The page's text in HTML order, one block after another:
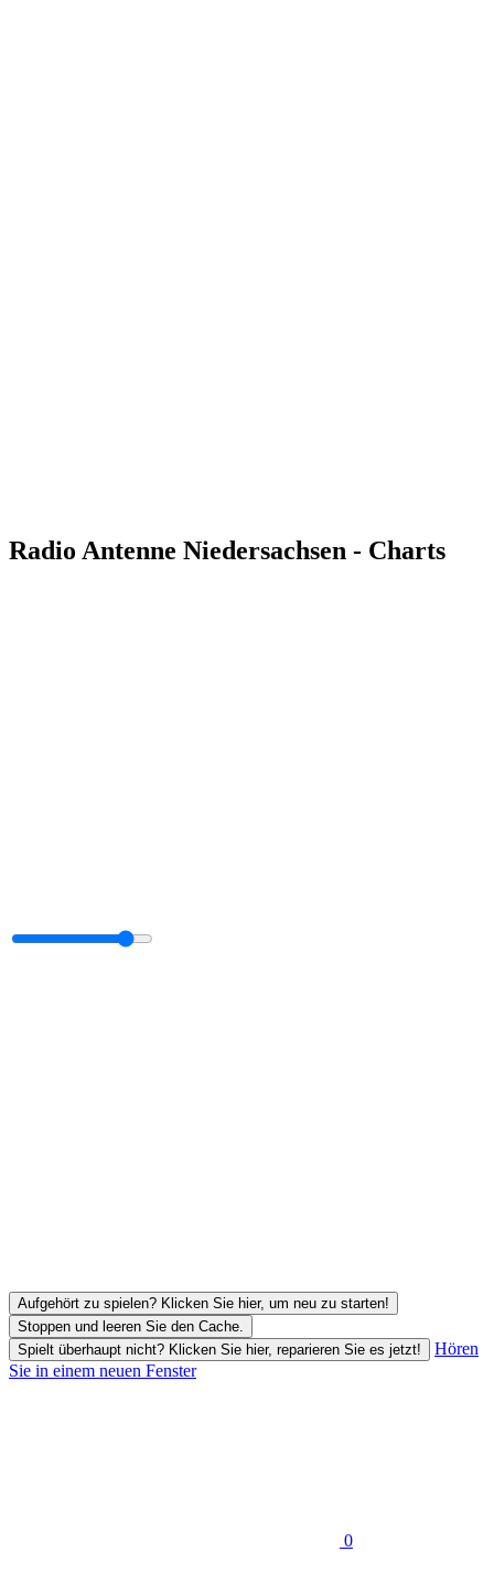
Radio Antenne Niedersachsen - Charts
Aufgehört zu spielen? Klicken Sie hier, um neu zu starten!
Stoppen und leeren Sie den Cache.
Spielt überhaupt nicht? Klicken Sie hier, reparieren Sie es jetzt!
Hören
Sie in einem neuen Fenster
0